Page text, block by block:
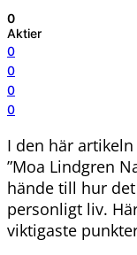
0
Aktier
0
0
0
0
I den här
”Moa Lindgren
hände till hur
personligt liv.
viktigaste